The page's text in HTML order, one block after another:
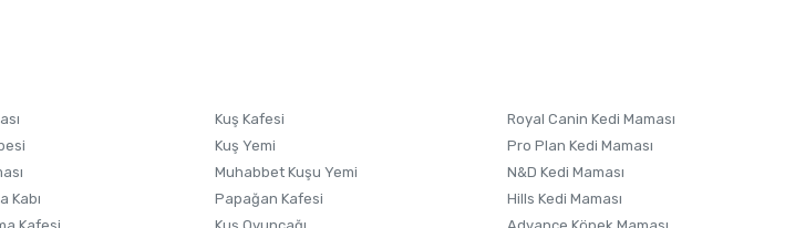
Al ve Yorumla
Kabı
Kuş Kafesi
Kuş Yemi
Muhabbet Kuşu Yemi
Papağan Kafesi
Royal Canin Kedi Maması
Pro Plan Kedi Maması
N&D Kedi Maması
Hills Kedi Maması